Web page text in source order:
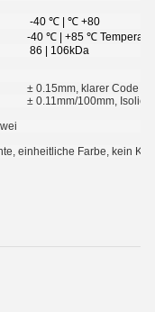
-40 ℃ | ℃ +80
-40 ℃ | +85 ℃
86 | 106kDa
± 0.15mm, klarer Code
± 0.11mm/100mm,
einheitliche Farbe, kein